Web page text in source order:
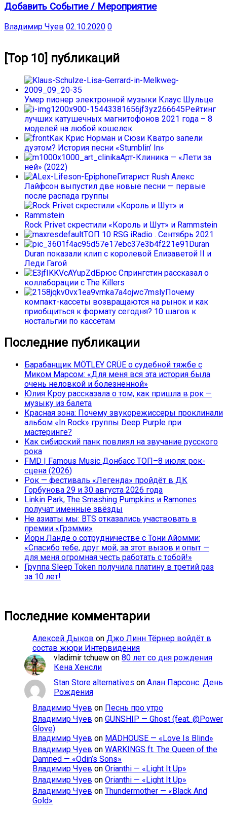
Добавить Событие / Мероприятие
Владимир Чуев 02.10.2020 0
[Top 10] публикаций
Умер пионер электронной музыки Клаус Шульце
Рейтинг
лучших катушечных магнитофонов 2021 года – 8
моделей на любой кошелек
Как Крис Норман и Сюзи Кватро запели
дуэтом? История песни «Stumblin’ In»
Арт-Клиника — «Лети за
ней» (2022)
Гитарист Rush Алекс
Лайфсон выпустил две новые песни — первые
после распада группы
Rock Privet скрестили «Король и Шут» и Rammstein
ТОП 10 RSG iRadio . Сентябрь 2021
Duran
Duran показали клип с королевой Елизаветой II и
Леди Гагой
Брюс Спрингстин рассказал о
коллаборации с The Killers
Почему
компакт-кассеты возвращаются на рынок и как
приобщиться к формату сегодня? 10 шагов к
ностальгии по кассетам
Последние публикации
Барабанщик MÖTLEY CRÜE о судебной тяжбе с
Миком Марсом: «Для меня вся эта история была
очень неловкой и болезненной»
Юлия Кроу рассказала о том, как пришла в рок —
музыку из балета
Красная зона: Почему звукорежиссеры проклинали
альбом «In Rock» группы Deep Purple при
мастеринге?
Как сибирский панк повлиял на звучание русского
рока
FMD | Famous Music Донбасс ТОП–8 июля: рок-
сцена (2026)
Рок — фестиваль «Легенда» пройдёт в ДК
Горбунова 29 и 30 августа 2026 года
Linkin Park, The Smashing Pumpkins и Ramones
получат именные звёзды
Не азиаты мы: BTS отказались участвовать в
премии «Грэмми»
Йорн Ланде о сотрудничестве с Тони Айомми:
«Спасибо тебе, друг мой, за этот вызов и опыт —
для меня огромная честь работать с тобой!»
Группа Sleep Token получила платину в третий раз
за 10 лет!
Последние комментарии
Алексей Дыков on Джо Линн Тёрнер войдёт в
состав жюри Интервидения
vladimir tchuew on 80 лет со дня рождения
Кена Хенсли
Stan Store alternatives on Алан Парсонс. День
Рождения
Владимир Чуев on Песнь про утро
Владимир Чуев on GUNSHIP — Ghost (feat. @Power
Glove)
Владимир Чуев on MÄDHOUSE — «Love Is Blind»
Владимир Чуев on WARKINGS ft. The Queen of the
Damned — «Odin’s Sons»
Владимир Чуев on Orianthi — «Light It Up»
Владимир Чуев on Orianthi — «Light It Up»
Владимир Чуев on Thundermother — «Black And
Gold»